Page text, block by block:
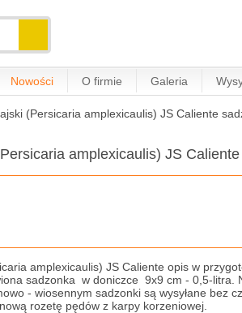
Nowości O firmie Galeria
(Persicaria amplexicaulis) JS Caliente
amplexicaulis) JS
amplexicaulis) JS Caliente opis w
sadzonka w doniczce 9x9 cm - 0,5-litra.
- wiosennym sadzonki są wysyłane bez
rozetę pędów z karpy korzeniowej.